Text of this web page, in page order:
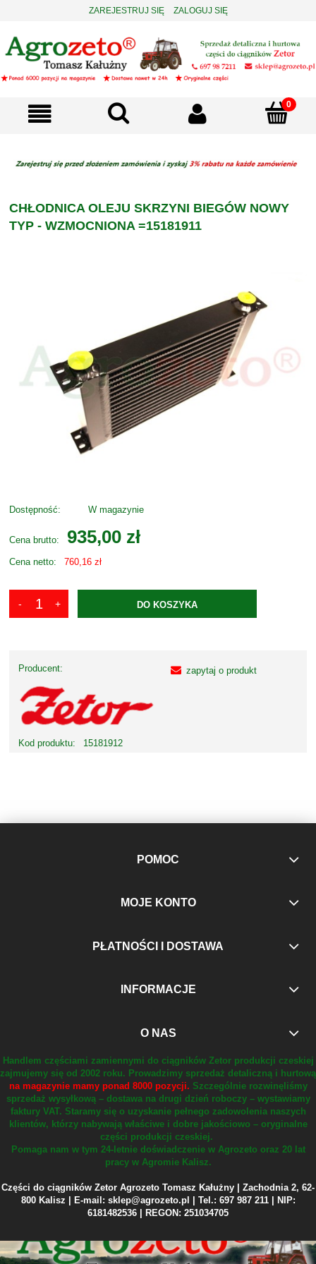
ZAREJESTRUJ SIĘ ZALOGUJ SIĘ
CHŁODNICA OLEJU SKRZYNI BIEGÓW NOWY
TYP - WZMOCNIONA =15181911
Dostępność: W magazynie
Cena brutto: 935,00 zł
Cena netto: 760,16 zł
DO KOSZYKA
Producent:
Kod produktu: 15181912
zapytaj o produkt
POMOC
MOJE KONTO
PŁATNOŚCI I DOSTAWA
INFORMACJE
O NAS
Handlem częściami zamiennymi do ciągników Zetor produkcji czeskiej
zajmujemy się od 2002 roku. Prowadzimy sprzedaż detaliczną i hurtową
na magazynie mamy ponad 8000 pozycji. Szczególnie rozwinęliśmy
sprzedaż wysyłkową – dostawa na drugi dzień roboczy – wystawiamy
faktury VAT. Staramy się o uzyskanie pełnego zadowolenia naszych
klientów, którzy nabywają właściwe i dobre jakościowo – oryginalne
części produkcji czeskiej.
Pomaga nam w tym 24-letnie doświadczenie w Agrozeto oraz 20 lat
pracy w Agromie Kalisz.
Części do ciągników Zetor Agrozeto Tomasz Kałużny | Zachodnia 2, 62-
800 Kalisz | E-mail: sklep@agrozeto.pl | Tel.: 697 987 211 | NIP:
6181482536 | REGON: 251034705